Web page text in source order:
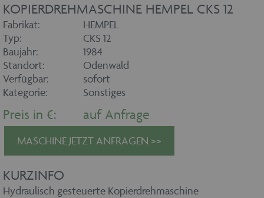
KOPIERDREHMASCHINE HEMPEL CKS 12
Fabrikat:
HEMPEL
Typ:
CKS 12
Baujahr:
1984
Standort:
Odenwald
Verfügbar:
sofort
Kategorie:
Sonstiges
Preis in €: auf Anfrage
MASCHINE JETZT ANFRAGEN >>
KURZINFO
Hydraulisch gesteuerte Kopierdrehmaschine